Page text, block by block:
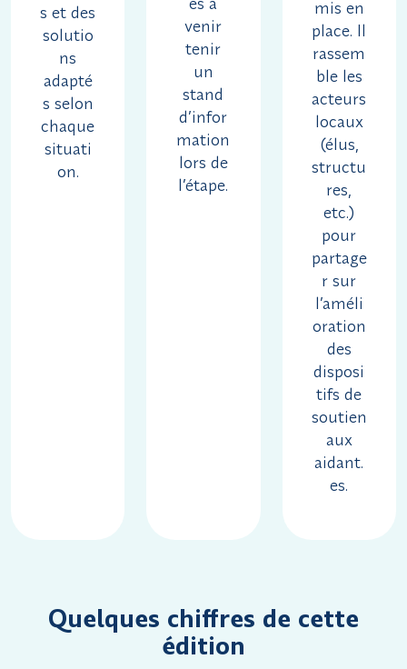
s et des
solutio
ns
adapté
s selon
chaque
situati
on.
venir
tenir
un
stand
d’infor
mation
lors de
l’étape.
mis en
place. Il
rassem
ble les
acteurs
locaux
(élus,
structu
res,
etc.)
pour
partage
r sur
l’améli
oration
des
disposi
tifs de
soutien
aux
aidant.
es.
Quelques chiffres de cette
édition